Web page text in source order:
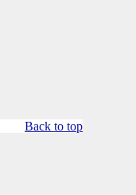
Back to top